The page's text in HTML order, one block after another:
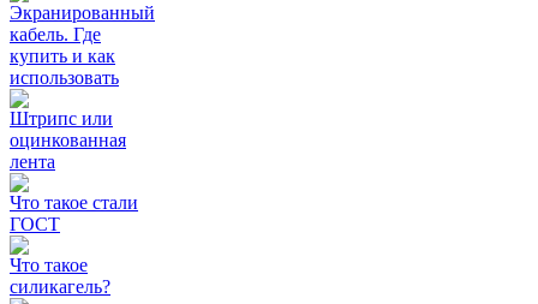
Экранированный
кабель. Где
купить и как
использовать
Штрипс или
оцинкованная
лента
Что такое стали
ГОСТ
Что такое
силикагель?